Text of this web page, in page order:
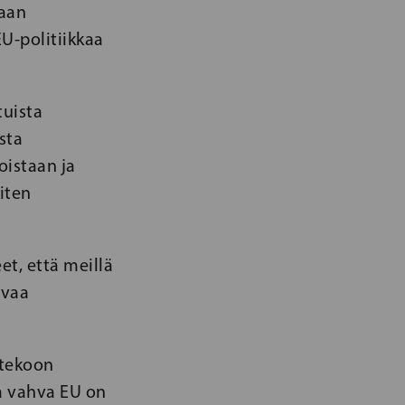
politiikkaa
ja
että meillä
EU on